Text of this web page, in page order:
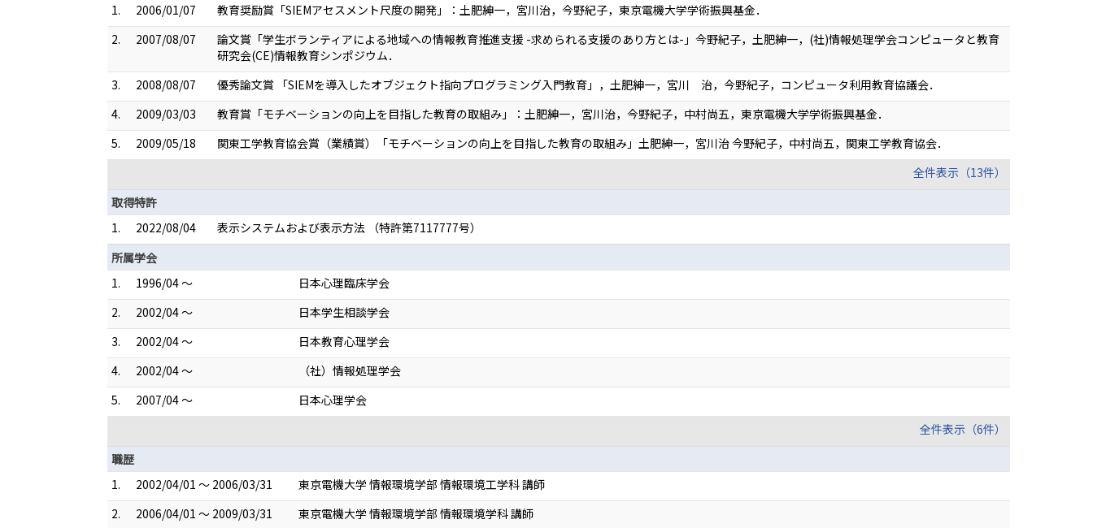
1.
2006/01/07
教育奨励賞「SIEMアセスメント尺度の開発」：土肥紳一，宮川治，今野紀子，東京電機大学学術振興基金．
2.
2007/08/07
論文賞「学生ボランティアによる地域への情報教育推進支援 -求められる支援のあり方とは-」今野紀子，土肥紳一，(社)情報処理学会コンピュータと教育
研究会(CE)情報教育シンポジウム．
3.
2008/08/07
優秀論文賞 「SIEMを導入したオブジェクト指向プログラミング入門教育」，土肥紳一，宮川 治，今野紀子，コンピュータ利用教育協議会．
4.
2009/03/03
教育賞「モチベーションの向上を目指した教育の取組み」：土肥紳一，宮川治，今野紀子，中村尚五，東京電機大学学術振興基金．
5.
2009/05/18
関東工学教育協会賞（業績賞）「モチベーションの向上を目指した教育の取組み」土肥紳一，宮川治 今野紀子，中村尚五，関東工学教育協会．
全件表示（13件）
取得特許
1.
2022/08/04
表示システムおよび表示方法 （特許第7117777号）
所属学会
1.
1996/04 ～
日本心理臨床学会
2.
2002/04 ～
日本学生相談学会
3.
2002/04 ～
日本教育心理学会
4.
2002/04 ～
（社）情報処理学会
5.
2007/04 ～
日本心理学会
全件表示（6件）
職歴
1.
2002/04/01 ～ 2006/03/31
東京電機大学 情報環境学部 情報環境工学科 講師
2.
2006/04/01 ～ 2009/03/31
東京電機大学 情報環境学部 情報環境学科 講師